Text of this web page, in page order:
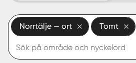
Start
Logga in
Norrtälje — ort Tomt